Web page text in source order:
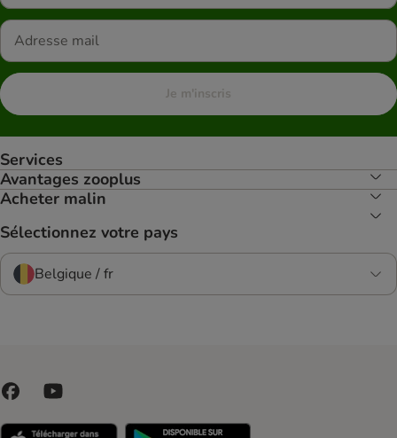
Je m'inscris
Services
Avantages zooplus
Acheter malin
Sélectionnez votre pays
Belgique / fr